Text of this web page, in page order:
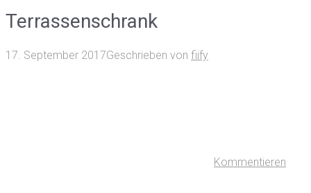
Terrassenschrank
17. September 2017Geschrieben von fiify
Kommentieren